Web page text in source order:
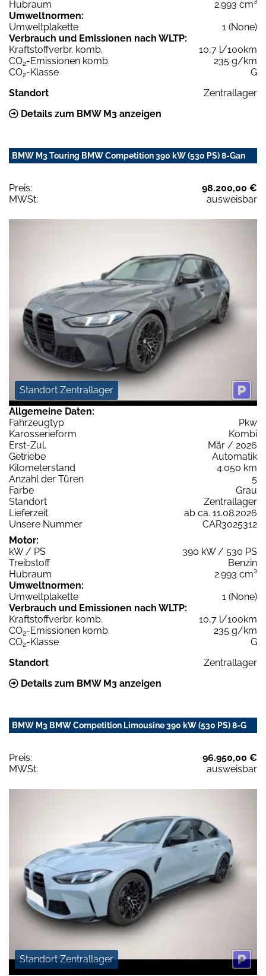
Hubraum
2.993 cm³
Umweltnormen:
Umweltplakette
1 (None)
Verbrauch und Emissionen nach WLTP:
Kraftstoffverbr. komb.
10,7 l/100km
CO2-Emissionen komb.
235 g/km
CO2-Klasse
G
Standort
Zentrallager
Details zum BMW M3 anzeigen
BMW M3 Touring BMW Competition 390 kW (530 PS) 8-Gan
Preis:
98.200,00 €
MWSt:
ausweisbar
Standort Zentrallager
Allgemeine Daten:
Fahrzeugtyp
Pkw
Karosserieform
Kombi
Erst-Zul.
Mär / 2026
Getriebe
Automatik
Kilometerstand
4.050 km
Anzahl der Türen
5
Farbe
Grau
Standort
Zentrallager
Lieferzeit
ab ca. 11.08.2026
Unsere Nummer
CAR3025312
Motor:
kW / PS
390 kW / 530 PS
Treibstoff
Benzin
Hubraum
2.993 cm³
Umweltnormen:
Umweltplakette
1 (None)
Verbrauch und Emissionen nach WLTP:
Kraftstoffverbr. komb.
10,7 l/100km
CO2-Emissionen komb.
235 g/km
CO2-Klasse
G
Standort
Zentrallager
Details zum BMW M3 anzeigen
BMW M3 BMW Competition Limousine 390 kW (530 PS) 8-G
Preis:
96.950,00 €
MWSt:
ausweisbar
Standort Zentrallager